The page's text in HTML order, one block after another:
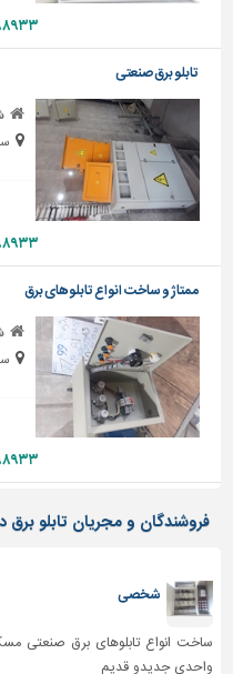
سنگ
سرویس
بهداشتی
ابزار،یراق
و
آلات
برقی،روشنایی،ایمنی
محوطه
سازی
و
نما
و
شهرسازی،
و
تابلو برق صنعتی
ممتاژ و ساخت انواع تابلوهای برق
فروشندگان و مجریان تابلو برق
شخصی
ساخت انواع تابلوهای برق صنعتی
واحدی جدیدو قدیم